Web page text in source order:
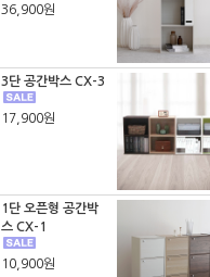
36,900원
3단 공간박스 CX-3
17,900원
1단 오픈형 공간박
스 CX-1
10,900원